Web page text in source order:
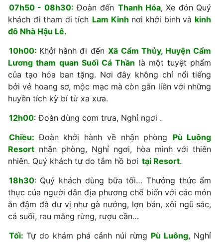
07h50 - 08h30: Đoàn đến Thanh Hóa, Xe đón Quý
khách đi tham di tích Lam Kinh nơi khởi binh và kinh
đô Nhà Hậu Lê.
10h00: Khởi hành đi đến Xã Cẩm Thủy, Huyện Cẩm
Lương tham quan Suối Cá Thần là một tuyệt phẩm
của tạo hóa ban tặng. Nơi đây không chỉ nổi tiếng
bởi vẻ hoang sơ, mộc mạc mà còn gắn liền với những
huyền tích kỳ bí từ xa xưa.
12h00: Đoàn dùng cơm trưa, Nghỉ ngơi .
Chiều:Đoàn khởi hành về nhận phòng
Pù Luông
Resort nhận phòng, Nghỉ ngơi, hòa mình với thiên
nhiên. Quý khách tự do tắm hồ bơi tại Resort.
18h30: Quý khách dùng bữa tối… Thưởng thức ẩm
thực của người dân địa phương chế biến với các món
ăn đậm đà dư vị như gà nướng, lợn bản, xôi ngũ sắc,
cá suối, rau măng rừng, rượu cần…
Tối: Tự do khám phá cảnh núi rừng Pù Luông, Nghỉ